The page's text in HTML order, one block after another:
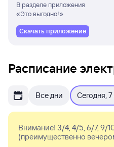
В разделе приложения
«Это выгодно!»
Скачать приложение
Расписание
Все дни Сегодня, 7
Внимание! 3/4, 4/5, 6/7, 9/
(преимущественно